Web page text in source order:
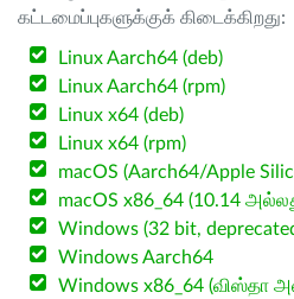
கட்டமைப்புகளுக்குக் கிடைக்கிறது:
Linux Aarch64 (deb)
Linux Aarch64 (rpm)
Linux x64 (deb)
Linux x64 (rpm)
macOS (Aarch64/Apple
macOS x86_64 (10.14
Windows (32 bit,
Windows Aarch64
Windows x86_64 (விஸ்தா